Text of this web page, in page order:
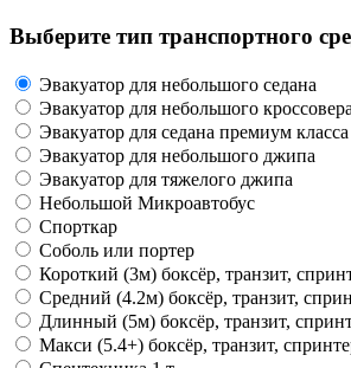
Выберите тип транспортного
Эвакуатор для небольшого седана
Эвакуатор для небольшого кроссовера
Эвакуатор для седана премиум класса
Эвакуатор для небольшого джипа
Эвакуатор для тяжелого джипа
Небольшой Микроавтобус
Спорткар
Соболь или портер
Короткий (3м) боксёр, транзит,
Средний (4.2м) боксёр, транзит,
Длинный (5м) боксёр, транзит,
Макси (5.4+) боксёр, транзит,